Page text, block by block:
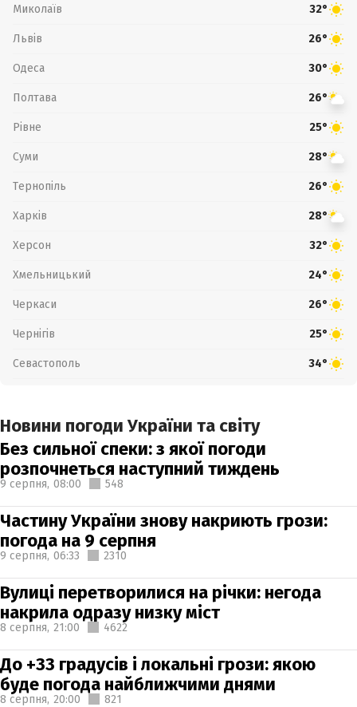
Миколаїв 32°
Львів 26°
Одеса 30°
Полтава 26°
Рівне 25°
Суми 28°
Тернопіль 26°
Харків 28°
Херсон 32°
Хмельницький 24°
Черкаси 26°
Чернігів 25°
Севастополь 34°
Новини погоди України та світу
Без сильної спеки: з якої погоди
розпочнеться наступний тиждень
9 серпня, 08:00 548
Частину України знову накриють грози:
погода на 9 серпня
9 серпня, 06:33 2310
Вулиці перетворилися на річки: негода
накрила одразу низку міст
8 серпня, 21:00 4622
До +33 градусів і локальні грози: якою
буде погода найближчими днями
8 серпня, 20:00 821